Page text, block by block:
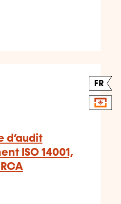
FR
d’audit
ISO 14001,